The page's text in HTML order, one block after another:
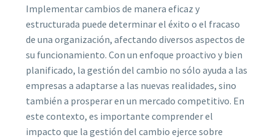
Implementar cambios de manera eficaz y
estructurada puede determinar el éxito o el fracaso
de una organización, afectando diversos aspectos de
su funcionamiento. Con un enfoque proactivo y bien
planificado, la gestión del cambio no sólo ayuda a las
empresas a adaptarse a las nuevas realidades, sino
también a prosperar en un mercado competitivo. En
este contexto, es importante comprender el
impacto que la gestión del cambio ejerce sobre